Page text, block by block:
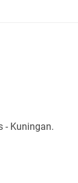
- Kuningan.